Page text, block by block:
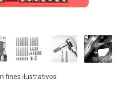
fines ilustrativos.